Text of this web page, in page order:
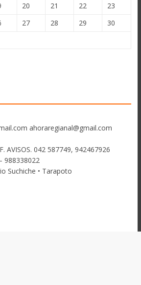
20 21 22
23
27 28 29
30
ahoraregianal@gmail.com
AVISOS. 042 587749, 942467926
988338022
Suchiche • Tarapoto